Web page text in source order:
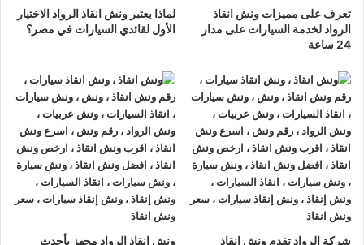
و سيارات الحوادث.
تتميز خدمة
لإنقاذ و رفع السيارات بالأتي :
نتعهد بوصولونش الانقاذ بسرعة إلىموقعك في الاسماعيلية
خلال 10 دقائق بحد اقصي.
يمكنك الاتصال بنا أو ارسال موقعك علي الواتساب أوإرسال
بريد إلكتروني إلى أحد ممثلينا الموجودين لارسالأقرب ونش
انقاذ اليك في أي وقت.
تعرف على مميزات ونش انقاذ
الرواد لخدمة السيارات على مدار
24 ساعة
لماذا يعتبر ونش انقاذ الرواد الاختيار
الأول لقائدي السيارات في مصر؟
شركة الرواد تقدم ونش انقاذ
ونش انقاذ الرواد مجهز بأحدث